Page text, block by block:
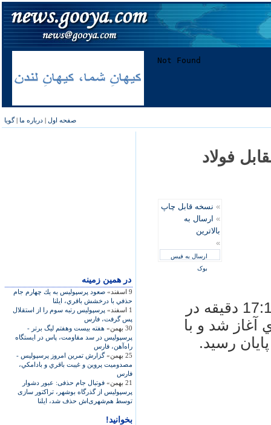
صفحه اول | درباره ما |گویا
در همين زمينه
9 اسفند»
صعود پرسپوليس به يك چهارم جام
حذفي با درخشش باقري، ايلنا
1 اسفند»
پرسپوليس رتبه سوم را از استقلال
پس گرفت، فارس
30 بهمن»
هفته بيست‌ وهفتم ليگ برتر -
پرسپوليس در سد مقاومت، پاس در ايستگاه
راه‌آهن، فارس
25 بهمن»
گزارش تمرين امروز پرسپوليس -
مصدوميت پروين و غيبت باقري و بادامكي،
فارس
21 بهمن»
فوتبال جام حذفی: عبور دشوار
پرسپوليس از گذرگاه بوشهر، تراکتور سازی
توسط هم‌شهری‌اش حذف شد، ايلنا
بخوانید!
فولاد
» نسخه قابل چاپ
» ارسال به
بالاترین
»
ارسال به فیس
بوک
به گزارش ايلنا، ديدار 2 تيم از ساعت 17:10 دقيقه در
آغاز شد و با
رسيد.